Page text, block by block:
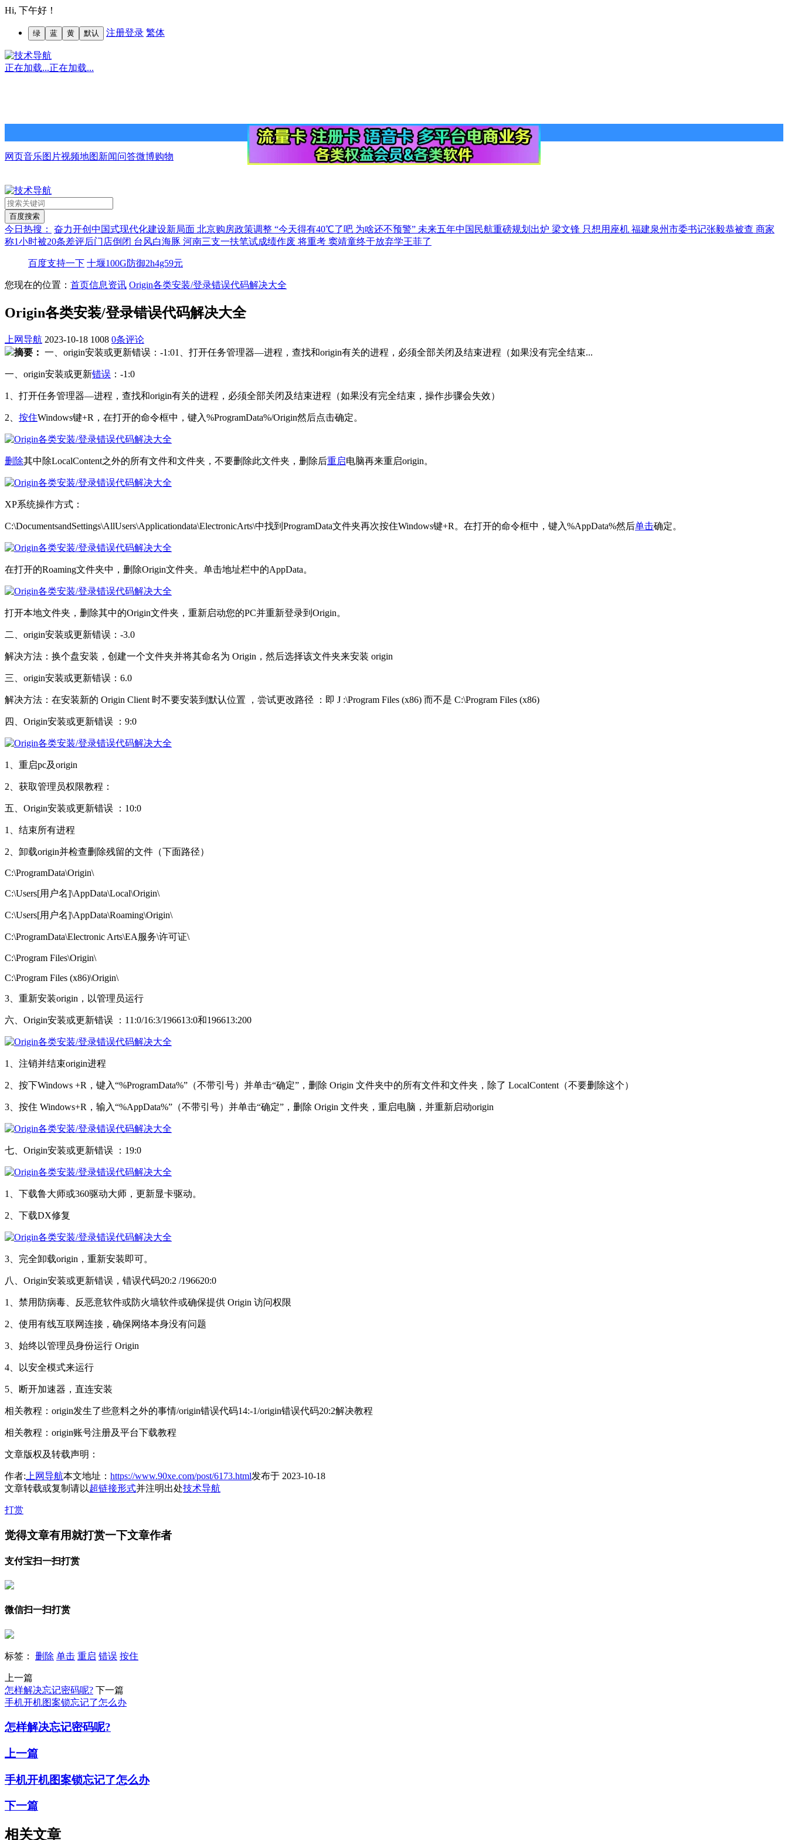
Hi, 下午好！
绿 蓝 黄 默认 注册登录 繁体
正在加载...正在加载...
网页音乐图片视频地图新闻问答微博购物
今日热搜： 奋力开创中国式现代化建设新局面 北京购房政策调整 “今天得有40℃了吧 为啥还不预警” 未来五年中国民航重磅规划出炉 梁文锋 只想用座机 福建泉州市委书记张毅恭被查 商家
称1小时被20条差评后门店倒闭 台风白海豚 河南三支一扶笔试成绩作废 将重考 窦靖童终于放弃学王菲了
百度支持一下 十堰100G防御2h4g59元
您现在的位置： 首页信息资讯 Origin各类安装/登录错误代码解决大全
Origin各类安装/登录错误代码解决大全
上网导航 2023-10-18 1008 0条评论
摘要： 一、origin安装或更新错误：-1:01、打开任务管理器—进程，查找和origin有关的进程，必须全部关闭及结束进程（如果没有完全结束...
一、origin安装或更新错误 ：-1:0
1、打开任务管理器—进程，查找和origin有关的进程，必须全部关闭及结束进程（如果没有完全结束，操作步骤会失效）
2、 按住Windows键+R，在打开的命令框中，键入%ProgramData%/Origin然后点击确定。
删除其中除LocalContent之外的所有文件和文件夹，不要删除此文件夹，删除后重启电脑再来重启origin。
XP系统操作方式：
C:\DocumentsandSettings\AllUsers\Applicationdata\ElectronicArts\中找到ProgramData文件夹再次按住Windows键+R。在打开的命令框中，键入%AppData%然后单击确定。
在打开的Roaming文件夹中，删除Origin文件夹。单击地址栏中的AppData。
打开本地文件夹，删除其中的Origin文件夹，重新启动您的PC并重新登录到Origin。
二、origin安装或更新错误：-3.0
解决方法：换个盘安装，创建一个文件夹并将其命名为 Origin，然后选择该文件夹来安装 origin
三、origin安装或更新错误：6.0
解决方法：在安装新的 Origin Client 时不要安装到默认位置 ，尝试更改路径 ：即 J :\Program Files (x86) 而不是 C:\Program Files (x86)
四、Origin安装或更新错误 ：9:0
1、重启pc及origin
2、获取管理员权限教程：
五、Origin安装或更新错误 ：10:0
1、结束所有进程
2、卸载origin并检查删除残留的文件（下面路径）
C:\ProgramData\Origin\
C:\Users[用户名]\AppData\Local\Origin\
C:\Users[用户名]\AppData\Roaming\Origin\
C:\ProgramData\Electronic Arts\EA服务\许可证\
C:\Program Files\Origin\
C:\Program Files (x86)\Origin\
3、重新安装origin，以管理员运行
六、Origin安装或更新错误 ：11:0/16:3/196613:0和196613:200
1、注销并结束origin进程
2、按下Windows +R，键入“%ProgramData%”（不带引号）并单击“确定”，删除 Origin 文件夹中的所有文件和文件夹，除了 LocalContent（不要删除这个）
3、按住 Windows+R，输入“%AppData%”（不带引号）并单击“确定”，删除 Origin 文件夹，重启电脑，并重新启动origin
七、Origin安装或更新错误 ：19:0
1、下载鲁大师或360驱动大师，更新显卡驱动。
2、下载DX修复
3、完全卸载origin，重新安装即可。
八、Origin安装或更新错误，错误代码20:2 /196620:0
1、禁用防病毒、反恶意软件或防火墙软件或确保提供 Origin 访问权限
2、使用有线互联网连接，确保网络本身没有问题
3、始终以管理员身份运行 Origin
4、以安全模式来运行
5、断开加速器，直连安装
相关教程：origin发生了些意料之外的事情/origin错误代码14:-1/origin错误代码20:2解决教程
相关教程：origin账号注册及平台下载教程
文章版权及转载声明：
作者: 上网导航本文地址： https://www.90xe.com/post/6173.html发布于 2023-10-18
文章转载或复制请以超链接形式并注明出处技术导航
打赏
觉得文章有用就打赏一下文章作者
支付宝扫一扫打赏
微信扫一扫打赏
标签： 删除 单击 重启 错误 按住
上一篇
怎样解决忘记密码呢? 下一篇
手机开机图案锁忘记了怎么办
怎样解决忘记密码呢?
上一篇
手机开机图案锁忘记了怎么办
下一篇
相关文章